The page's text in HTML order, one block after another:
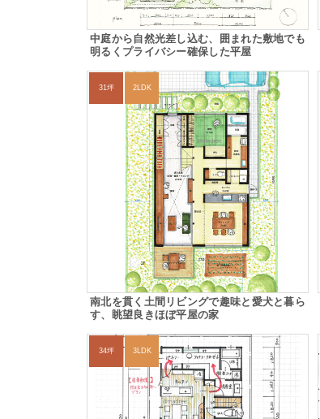
中庭から自然光差し込む、囲まれた敷地でも
明るくプライバシー確保した平屋
31坪 2LDK
南北を貫く土間リビングで趣味と愛犬と暮ら
す、眺望良きほぼ平屋の家
34坪 3LDK